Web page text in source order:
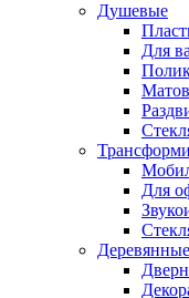
Душевые
Для
Для
Деревянные